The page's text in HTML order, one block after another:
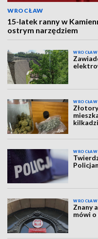
WROCŁAW
15-latek ranny w
ostrym narzędziem
WROCŁAW
WROCŁAW
WROCŁAW
WROCŁAW
Znany
mówi o